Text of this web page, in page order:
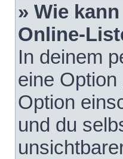
» Wie
Online-
In deinem
eine Option
Option
und du